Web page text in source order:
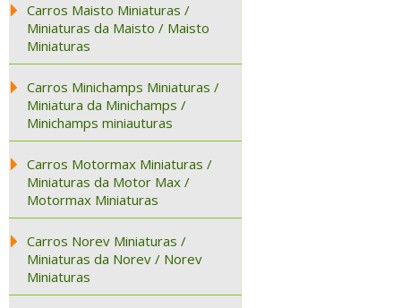
Carros Maisto Miniaturas /
Miniaturas da Maisto / Maisto
Miniaturas
Carros Minichamps Miniaturas /
Miniatura da Minichamps /
Minichamps miniauturas
Carros Motormax Miniaturas /
Miniaturas da Motor Max /
Motormax Miniaturas
Carros Norev Miniaturas /
Miniaturas da Norev / Norev
Miniaturas